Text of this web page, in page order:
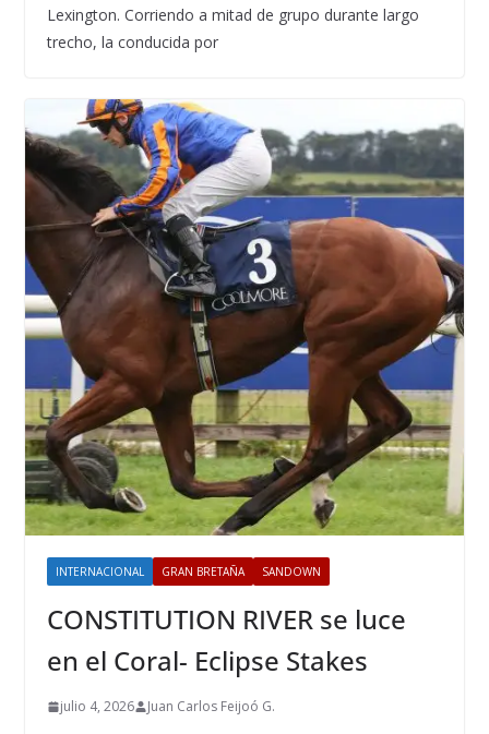
Lexington. Corriendo a mitad de grupo durante largo
trecho, la conducida por
INTERNACIONAL GRAN BRETAÑA SANDOWN
CONSTITUTION RIVER se luce
en el Coral- Eclipse Stakes
julio 4, 2026 Juan Carlos Feijoó G.